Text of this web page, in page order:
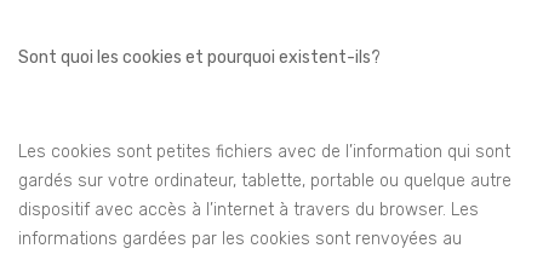
Sont quoi les cookies et pourquoi existent-ils?
Les cookies sont petites fichiers avec de l’information qui sont
gardés sur votre ordinateur, tablette, portable ou quelque autre
dispositif avec accès à l’internet à travers du browser. Les
informations gardées par les cookies sont renvoyées au